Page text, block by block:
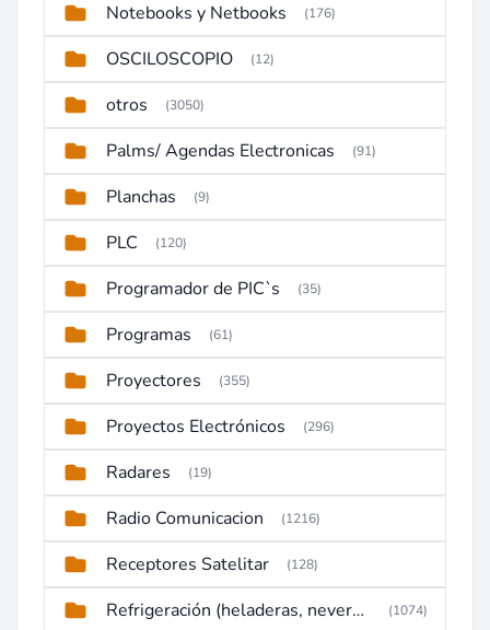
Notebooks y Netbooks (176)
OSCILOSCOPIO (12)
otros (3050)
Palms/ Agendas Electronicas (91)
Planchas (9)
PLC (120)
Programador de PIC`s (35)
Programas (61)
Proyectores (355)
Proyectos Electrónicos (296)
Radares (19)
Radio Comunicacion (1216)
Receptores Satelitar (128)
Refrigeración (heladeras, neveras, congeladores) (1074)